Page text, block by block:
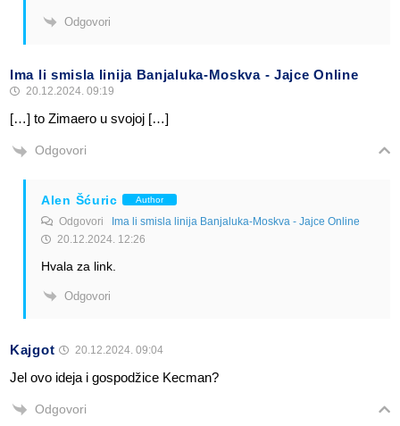
Odgovori
Ima li smisla linija Banjaluka-Moskva - Jajce Online
20.12.2024. 09:19
[…] to Zimaero u svojoj […]
Odgovori
Alen Šćuric Author
Odgovori Ima li smisla linija Banjaluka-Moskva - Jajce Online
20.12.2024. 12:26
Hvala za link.
Odgovori
Kajgot 20.12.2024. 09:04
Jel ovo ideja i gospodžice Kecman?
Odgovori